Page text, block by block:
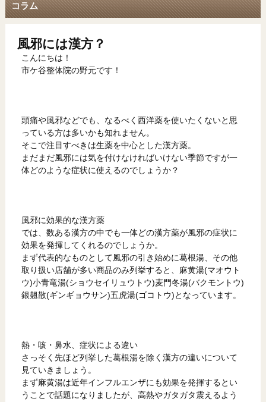
コラム
風邪には漢方？
こんにちは！
市ケ谷整体院の野元です！
頭痛や風邪などでも、なるべく西洋薬を使いたくないと思
っている方は多いかも知れません。
そこで注目すべきは生薬を中心とした漢方薬。
まだまだ風邪には気を付けなければいけない季節ですが一
体どのような症状に使えるのでしょうか？
風邪に効果的な漢方薬
では、数ある漢方の中でも一体どの漢方薬が風邪の症状に
効果を発揮してくれるのでしょうか。
まず代表的なものとして風邪の引き始めに葛根湯、その他
取り扱い店舗が多い商品のみ列挙すると、麻黄湯(マオウト
ウ)小青竜湯(ショウセイリュウトウ)麦門冬湯(バクモントウ)
銀翹散(ギンギョウサン)五虎湯(ゴコトウ)となっています。
熱・咳・鼻水、症状による違い
さっそく先ほど列挙した葛根湯を除く漢方の違いについて
見ていきましょう。
まず麻黄湯は近年インフルエンザにも効果を発揮するとい
うことで話題になりましたが、高熱やガタガタ震えるよう